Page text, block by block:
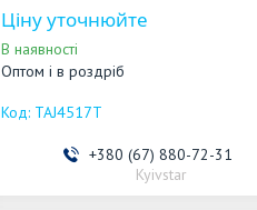
Ціну уточнюйте
В наявності
Оптом і в роздріб
TAJ4517T
+380 (67) 880-72-31
Kyivstar